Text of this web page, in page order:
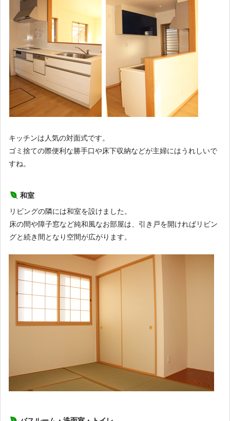
キッチンは人気の対面式です。
ゴミ捨ての際便利な勝手口や床下収納などが主婦にはうれしいで
すね。
和室
リビングの隣には和室を設けました。
床の間や障子窓など純和風なお部屋は、引き戸を開ければリビン
グと続き間となり空間が広がります。